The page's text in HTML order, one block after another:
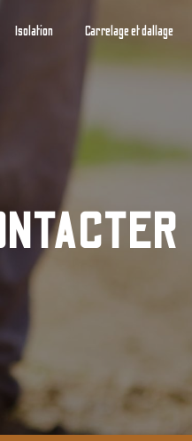
Isolation Carrelage et dallage